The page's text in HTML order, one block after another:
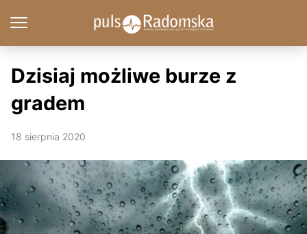
Dzisiaj możliwe burze z
gradem
18 sierpnia 2020